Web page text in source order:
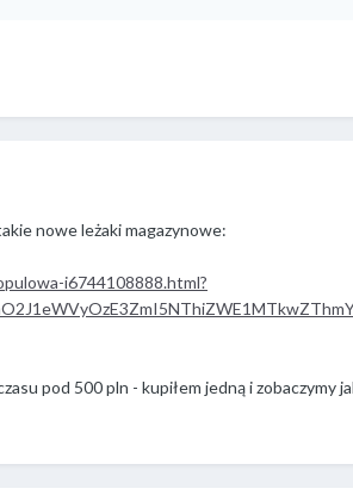
nowe leżaki magazynowe:
i6744108888.html?
pod 500 pln - kupiłem jedną i zobaczymy